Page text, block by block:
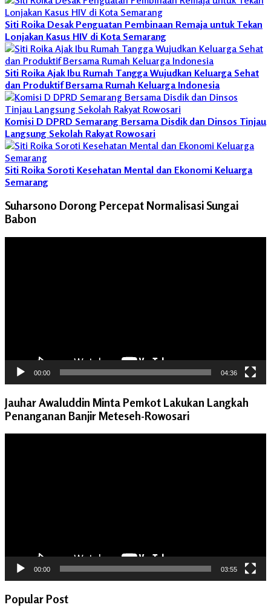
Siti Roika Desak Penguatan Pembinaan Remaja untuk Tekan
Lonjakan Kasus HIV di Kota Semarang
Siti Roika Ajak Ibu Rumah Tangga Wujudkan Keluarga Sehat
dan Produktif Bersama Rumah Keluarga Indonesia
Komisi D DPRD Semarang Bersama Disdik dan Dinsos Tinjau
Langsung Sekolah Rakyat Rowosari
Siti Roika Soroti Kesehatan Mental dan Ekonomi Keluarga
Semarang
Suharsono Dorong Percepat Normalisasi Sungai
Babon
00:00 04:36
Jauhar Awaluddin Minta Pemkot Lakukan Langkah
Penanganan Banjir Meteseh-Rowosari
00:00 03:55
Popular Post